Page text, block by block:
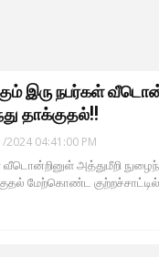
இரு நபர்கள்
தாக்குதல்!!
2024 04:41:00 PM
அத்துமீறி
மேற்கொண்ட